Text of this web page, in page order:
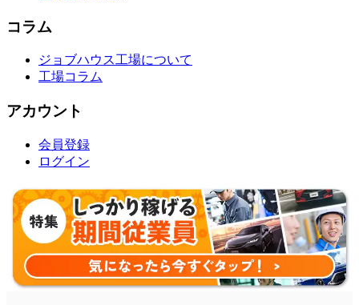
コラム
ジョブハウス工場について
工場コラム
アカウント
会員登録
ログイン